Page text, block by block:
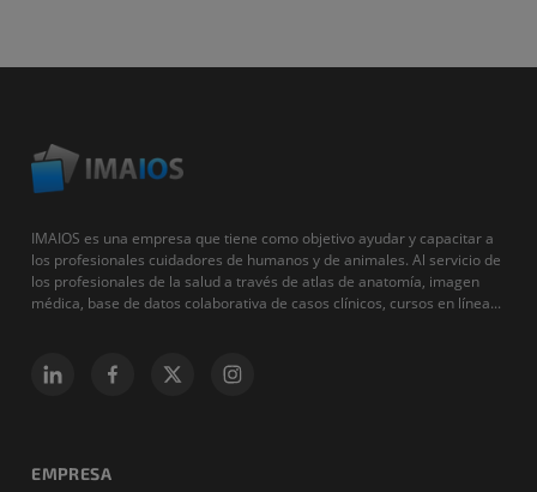
IMAIOS es una empresa que tiene como objetivo ayudar y capacitar a
los profesionales cuidadores de humanos y de animales. Al servicio de
los profesionales de la salud a través de atlas de anatomía, imagen
médica, base de datos colaborativa de casos clínicos, cursos en línea...
EMPRESA